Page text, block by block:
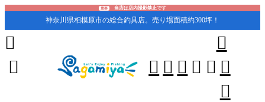
重要 当店は店内撮影禁止です
神奈川県相模原市の総合釣具店。売り場面積約300坪！
    




